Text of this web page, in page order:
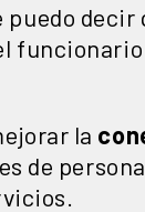
puedo
la
de